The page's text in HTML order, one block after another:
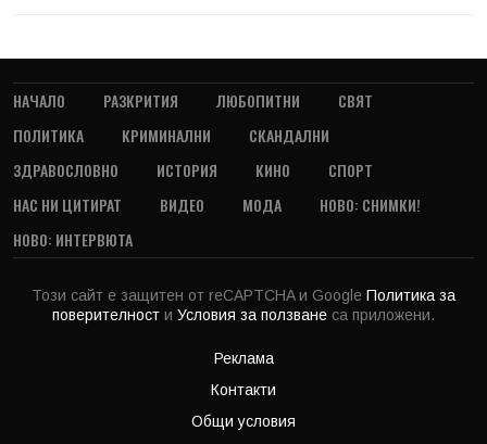
НАЧАЛО РАЗКРИТИЯ ЛЮБОПИТНИ
СВЯТ
ПОЛИТИКА
КРИМИНАЛНИ
СКАНДАЛНИ
ЗДРАВОСЛОВНО
ИСТОРИЯ КИНО
СПОРТ
НАС НИ ЦИТИРАТ
ВИДЕО МОДА
НОВО: СНИМКИ!
НОВО: ИНТЕРВЮТА
Този сайт е защитен от reCAPTCHA и Google Политика за
поверителност и Условия за ползване са приложени.
Реклама
Контакти
Общи условия